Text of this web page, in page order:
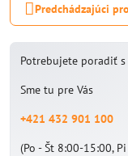
Predchádzajúci
Potrebujete poradiť
Sme tu pre Vás
+421 432 901 100
(Po - Št 8:00-15:00,